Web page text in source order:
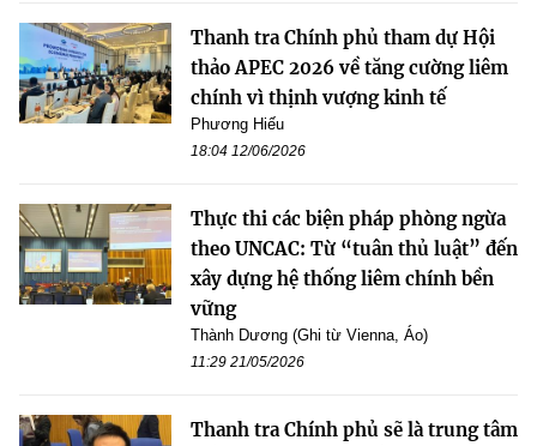
Thanh tra Chính phủ tham dự Hội
thảo APEC 2026 về tăng cường liêm
chính vì thịnh vượng kinh tế
Phương Hiếu
18:04 12/06/2026
Thực thi các biện pháp phòng ngừa
theo UNCAC: Từ “tuân thủ luật” đến
xây dựng hệ thống liêm chính bền
vững
Thành Dương (Ghi từ Vienna, Áo)
11:29 21/05/2026
Thanh tra Chính phủ sẽ là trung tâm